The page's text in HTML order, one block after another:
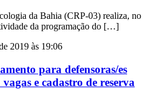
da Bahia (CRP-03) realiza, no
da programação do […]
2019 às 19:06
para defensoras/es
e cadastro de reserva